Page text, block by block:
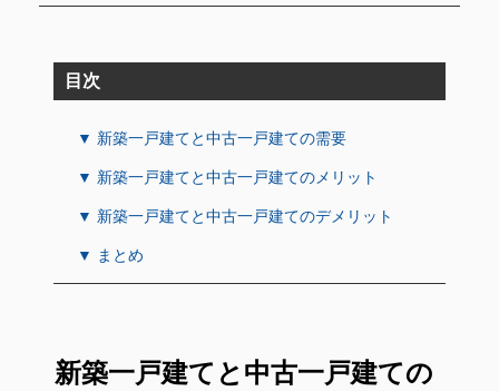
目次
▼ 新築一戸建てと中古一戸建ての需要
▼ 新築一戸建てと中古一戸建てのメリット
▼ 新築一戸建てと中古一戸建てのデメリット
▼ まとめ
新築一戸建てと中古一戸建ての